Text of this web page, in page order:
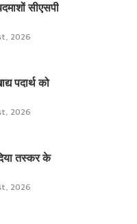
सीएसपी
2026
पदार्थ को
2026
तस्कर के
2026